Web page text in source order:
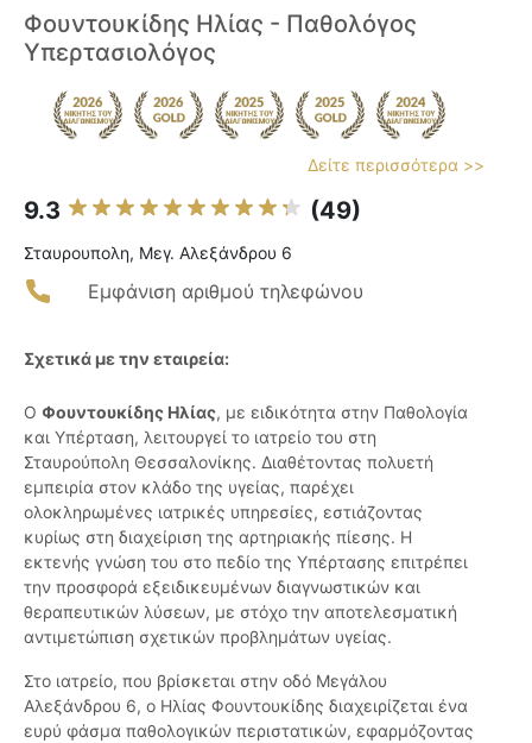
Φουντουκίδης Ηλίας - Παθολόγος
Υπερτασιολόγος
Δείτε περισσότερα >>
9.3 (49)
Σταυρουπολη, Μεγ. Αλεξάνδρου 6
Εμφάνιση αριθμού τηλεφώνου
Σχετικά με την εταιρεία:
Ο Φουντουκίδης Ηλίας, με ειδικότητα στην Παθολογία
και Υπέρταση, λειτουργεί το ιατρείο του στη
Σταυρούπολη Θεσσαλονίκης. Διαθέτοντας πολυετή
εμπειρία στον κλάδο της υγείας, παρέχει
ολοκληρωμένες ιατρικές υπηρεσίες, εστιάζοντας
κυρίως στη διαχείριση της αρτηριακής πίεσης. Η
εκτενής γνώση του στο πεδίο της Υπέρτασης επιτρέπει
την προσφορά εξειδικευμένων διαγνωστικών και
θεραπευτικών λύσεων, με στόχο την αποτελεσματική
αντιμετώπιση σχετικών προβλημάτων υγείας.
Στο ιατρείο, που βρίσκεται στην οδό Μεγάλου
Αλεξάνδρου 6, ο Ηλίας Φουντουκίδης διαχειρίζεται ένα
ευρύ φάσμα παθολογικών περιστατικών, εφαρμόζοντας